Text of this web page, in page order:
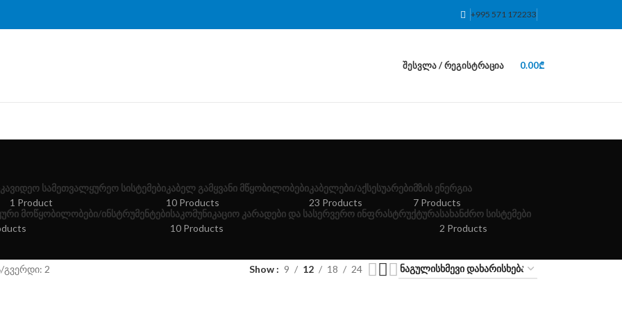
+995 571 172233
ᲨᲔᲡᲕᲚᲐ / ᲠᲔᲒᲘᲡᲢᲠᲐᲪᲘᲐ 0.00₾
ᲕᲘᲓᲔᲝ ᲡᲐᲛᲔᲗᲕᲐᲚᲧᲣᲠᲔᲝ ᲡᲘᲡᲢᲔᲛᲔᲑᲘ
1 Product
ᲙᲐᲑᲔᲚ ᲒᲐᲛᲧᲕᲐᲜᲘ ᲛᲬᲧᲝᲑᲘᲚᲝᲑᲔᲑᲘ
10 Products
ᲙᲐᲑᲔᲚᲔᲑᲘ/ᲐᲥᲡᲔᲡᲣᲐᲠᲔᲑᲘ
23 Products
ᲛᲖᲘᲡ ᲔᲜᲔᲠᲒᲘᲐ
7 Products
ᲛᲝᲬᲧᲝᲑᲘᲚᲝᲑᲔᲑᲘ/ᲘᲜᲡᲢᲠᲣᲛᲔᲜᲢᲔᲑᲘ ᲡᲐᲙᲝᲛᲣᲜᲘᲙᲐᲪᲘᲝ ᲙᲐᲠᲐᲓᲔᲑᲘ ᲓᲐ ᲡᲐᲡᲔᲠᲕᲔᲠᲝ ᲘᲜᲤᲠᲐᲡᲢᲠᲣᲥᲢᲣᲠᲐ
10 Products
ᲡᲐᲮᲐᲜᲫᲠᲝ ᲡᲘᲡᲢᲔᲛᲔᲑᲘ
2 Products
გვერდი: 2 Show 9 12 18 24